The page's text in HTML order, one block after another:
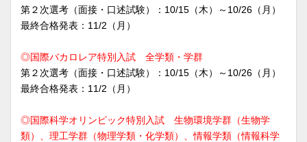
第２次選考（面接・口述試験）：10/15（木）～10/26（月）
最終合格発表：11/2（月）
◎国際バカロレア特別入試 全学類・学群
第２次選考（面接・口述試験）：10/15（木）～10/26（月）
最終合格発表：11/2（月）
◎国際科学オリンピック特別入試 生物環境学群（生物学
類）、理工学群（物理学類・化学類）、情報学類（情報科学